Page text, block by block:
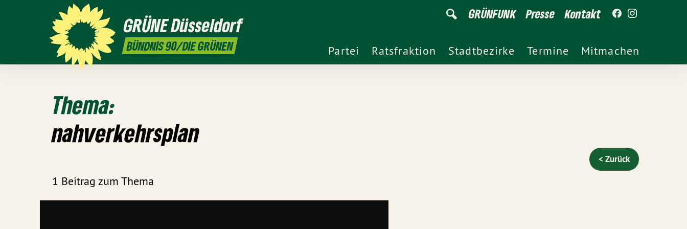
GRÜNEDüsseldorf
BÜNDNIS 90/DIE GRÜNEN
GRÜNFUNK Presse Kontakt
Partei Ratsfraktion Stadtbezirke Termine Mitmachen
Thema:
nahverkehrsplan
1 Beitrag zum Thema
< Zurück